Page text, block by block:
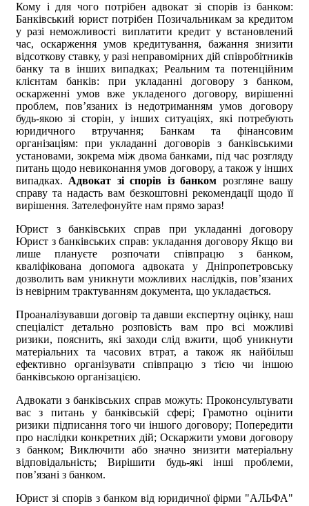
Кому і для чого потрібен адвокат зі спорів із банком:
Банківський юрист потрібен Позичальникам за кредитом
у разі неможливості виплатити кредит у встановлений
час, оскарження умов кредитування, бажання знизити
відсоткову ставку, у разі неправомірних дій співробітників
банку та в інших випадках; Реальним та потенційним
клієнтам банків: при укладанні договору з банком,
оскарженні умов вже укладеного договору, вирішенні
проблем, пов’язаних із недотриманням умов договору
будь-якою зі сторін, у інших ситуаціях, які потребують
юридичного втручання; Банкам та фінансовим
організаціям: при укладанні договорів з банківськими
установами, зокрема між двома банками, під час розгляду
питань щодо невиконання умов договору, а також у інших
випадках.Адвокат зі спорів із банком розгляне вашу
справу та надасть вам безкоштовні рекомендації щодо її
вирішення. Зателефонуйте нам прямо зараз!
Юрист з банківських справ при укладанні договору
Юрист з банківських справ: укладання договору Якщо ви
лише плануєте розпочати співпрацю з банком,
кваліфікована допомога адвоката у Дніпропетровську
дозволить вам уникнути можливих наслідків, пов’язаних
із невірним трактуванням документа, що укладається.
Проаналізувавши договір та давши експертну оцінку, наш
спеціаліст детально розповість вам про всі можливі
ризики, пояснить, які заходи слід вжити, щоб уникнути
матеріальних та часових втрат, а також як найбільш
ефективно організувати співпрацю з тією чи іншою
банківською організацією.
Адвокати з банківських справ можуть: Проконсультувати
вас з питань у банківській сфері; Грамотно оцінити
ризики підписання того чи іншого договору; Попередити
про наслідки конкретних дій; Оскаржити умови договору
з банком; Виключити або значно знизити матеріальну
відповідальність; Вирішити будь-які інші проблеми,
пов’язані з банком.
Юрист зі спорів з банком від юридичної фірми "АЛЬФА"